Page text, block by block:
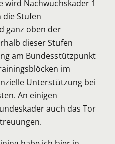
wird Nachwuchskader 1
die Stufen
ganz oben der
dieser Stufen
am Bundesstützpunkt
im
Unterstützung bei
An einigen
auch das Tor